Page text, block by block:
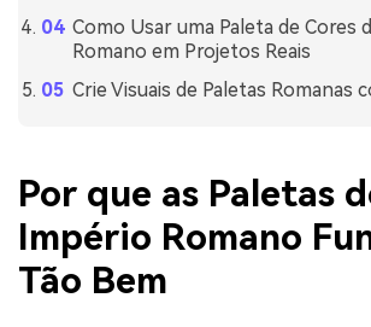
Como Usar uma Paleta de Cores
Romano em Projetos Reais
Crie Visuais de Paletas Romanas
Por que as Paletas
Império Romano
Tão Bem